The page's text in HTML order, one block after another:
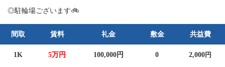
◎駐輪場ございます🚲
間取 賃料 礼金 敷金 共益費
1K 5万円 100,000円 0 2,000円